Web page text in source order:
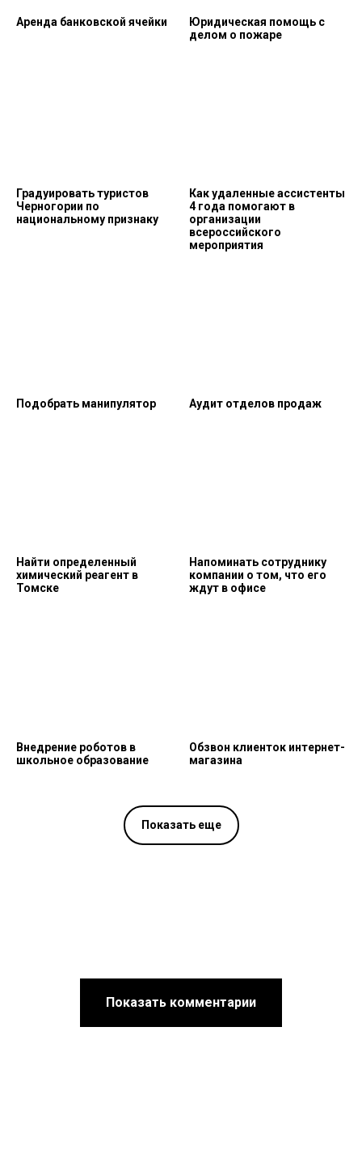
Аренда банковской ячейки
Юридическая помощь с
делом о пожаре
Градуировать туристов
Черногории по
национальному признаку
Как удаленные ассистенты
4 года помогают в
организации
всероссийского
мероприятия
Подобрать манипулятор Аудит отделов продаж
Найти определенный
химический реагент в
Томске
Напоминать сотруднику
компании о том, что его
ждут в офисе
Внедрение роботов в
школьное образование
Обзвон клиенток интернет-
магазина
Показать еще
Показать комментарии